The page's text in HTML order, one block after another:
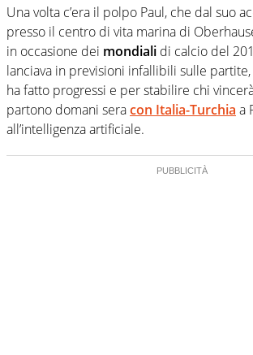
Una volta c’era il polpo Paul, che dal suo
presso il centro di vita marina di
in occasione dei mondiali di calcio del
lanciava in previsioni infallibili sulle
ha fatto progressi e per stabilire chi
partono domani seracon Italia-Turchia a
all’intelligenza artificiale.